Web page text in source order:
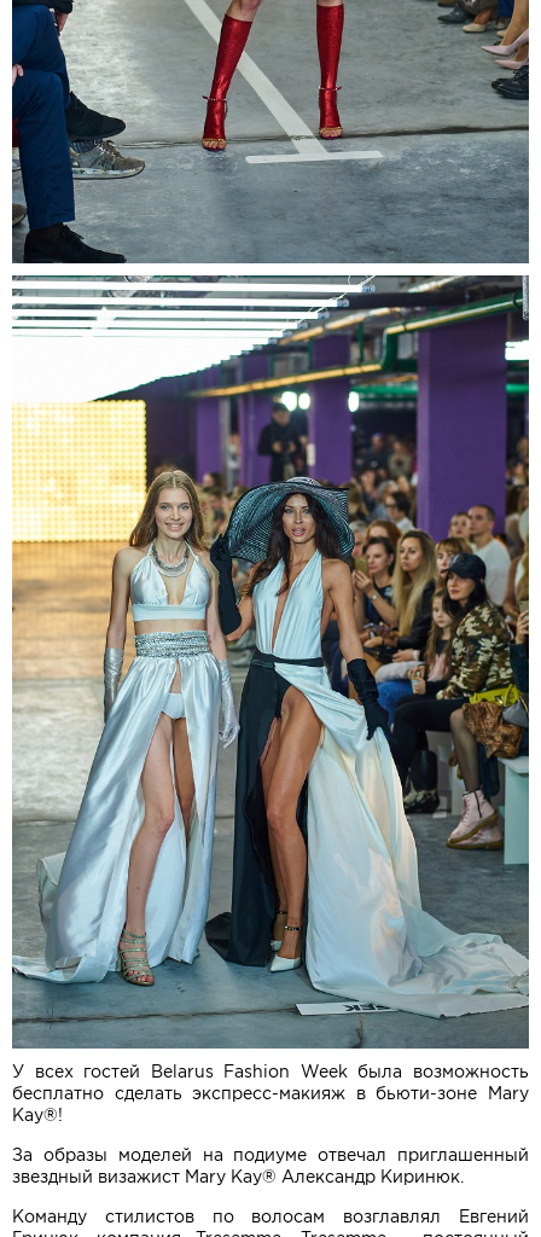
У всех гостей Belarus Fashion Week была возможность
бесплатно сделать экспресс-макияж в бьюти-зоне Mary
Kay®!
За образы моделей на подиуме отвечал приглашенный
звездный визажист Mary Kay® Александр Киринюк.
Команду стилистов по волосам возглавлял Евгений